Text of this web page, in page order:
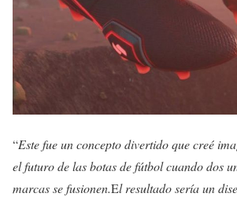
“Este fue un concepto divertido que creé
el futuro de las botas de fútbol cuando dos
marcas se fusionen.El resultado sería un